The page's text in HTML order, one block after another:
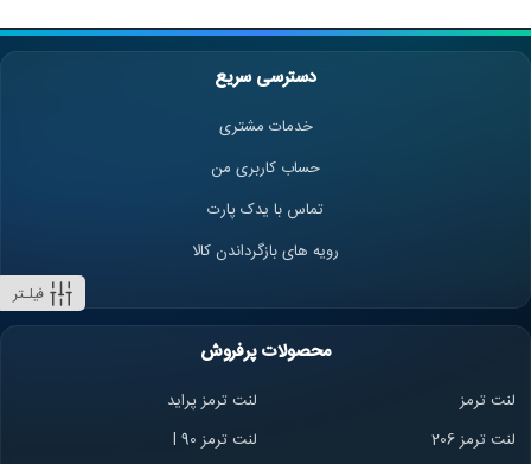
فیلـتر
دسترسی سریع
خدمات مشتری
حساب کاربری من
تماس با یدک پارت
رویه های بازگرداندن کالا
محصولات پرفروش
لنت ترمز
لنت ترمز پراید
لنت ترمز 206
لنت ترمز l 90